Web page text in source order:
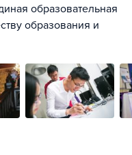
образовательная
образования и